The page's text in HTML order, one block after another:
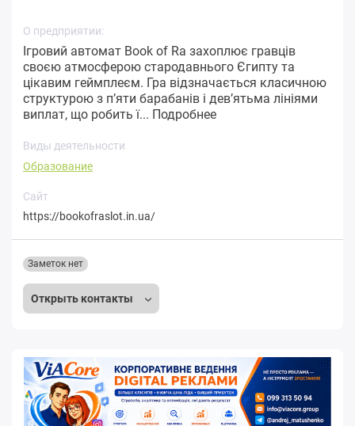
О предприятии:
Ігровий автомат Book of Ra захоплює гравців
своєю атмосферою стародавнього Єгипту та
цікавим геймплеєм. Гра відзначається класичною
структурою з п’яти барабанів і дев’ятьма лініями
виплат, що робить ї... Подробнее
Виды деятельности
Образование
Сайт
https://bookofraslot.in.ua/
Открыть контакты
Заметок нет